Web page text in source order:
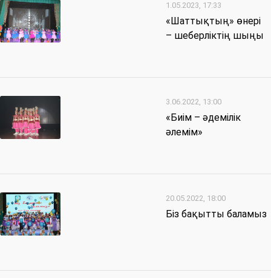
1.05.2023, 17:33
«Шаттықтың» өнері
– шеберліктің шыңы
3.06.2022, 13:00
«Биім – әдемілік
әлемім»
20.05.2022, 18:00
Біз бақытты баламыз